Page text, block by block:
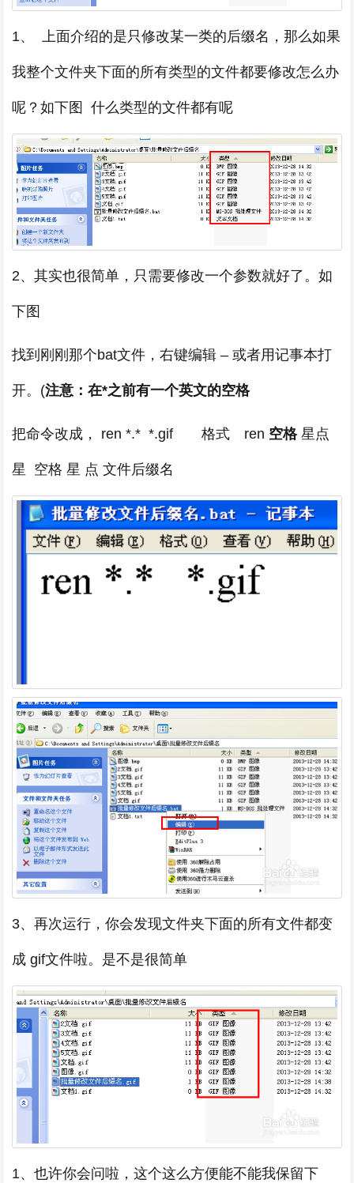
1、 上面介绍的是只修改某一类的后缀名，那么如果
我整个文件夹下面的所有类型的文件都要修改怎么办
呢？如下图 什么类型的文件都有呢
2、其实也很简单，只需要修改一个参数就好了。如
下图
找到刚刚那个bat文件，右键编辑 – 或者用记事本打
开。(注意：在*之前有一个英文的空格
把命令改成， ren *.* *.gif 格式 ren 空格星点
星 空格 星 点 文件后缀名
3、再次运行，你会发现文件夹下面的所有文件都变
成 gif文件啦。是不是很简单
1、也许你会问啦，这个这么方便能不能我保留下